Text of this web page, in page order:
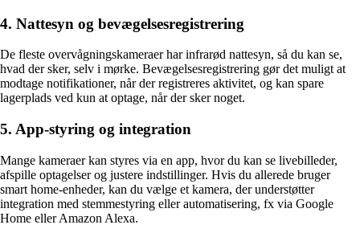
4. Nattesyn og bevægelsesregistrering
De fleste overvågningskameraer har infrarød nattesyn, så du kan se,
hvad der sker, selv i mørke. Bevægelsesregistrering gør det muligt at
modtage notifikationer, når der registreres aktivitet, og kan spare
lagerplads ved kun at optage, når der sker noget.
5. App-styring og integration
Mange kameraer kan styres via en app, hvor du kan se livebilleder,
afspille optagelser og justere indstillinger. Hvis du allerede bruger
smart home-enheder, kan du vælge et kamera, der understøtter
integration med stemmestyring eller automatisering, fx via Google
Home eller Amazon Alexa.